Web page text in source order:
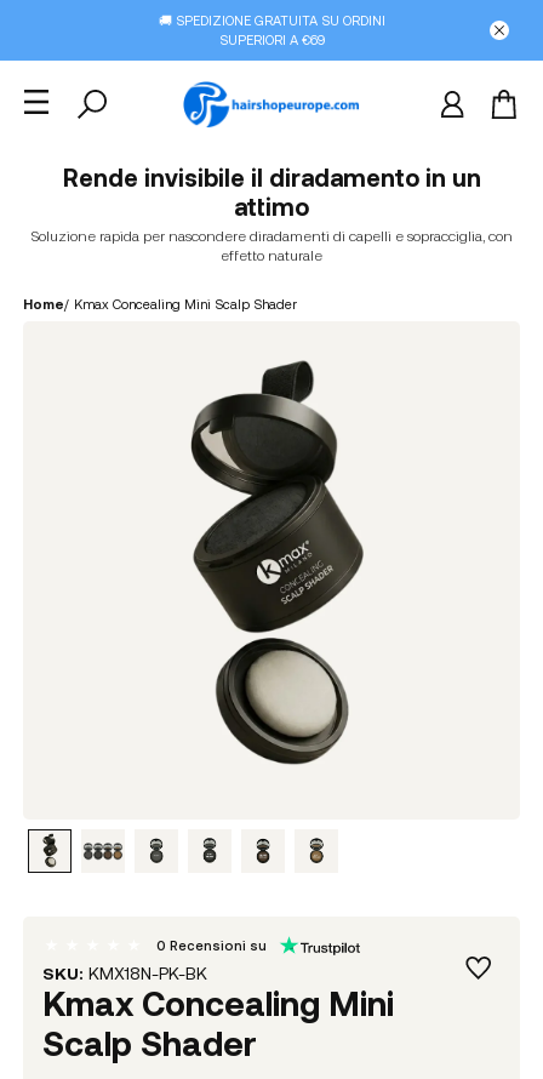
🚚 SPEDIZIONE GRATUITA SU ORDINI
SUPERIORI A €69
Rende invisibile il diradamento in un
attimo
Soluzione rapida per nascondere diradamenti di capelli e sopracciglia, con
effetto naturale
Home/ Kmax Concealing Mini Scalp Shader
SKU: KMX18N-PK-BK
Kmax Concealing Mini
Scalp Shader
0 Recensioni su